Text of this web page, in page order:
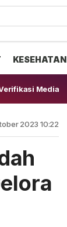
KESEHATAN
Media
2023 10:22